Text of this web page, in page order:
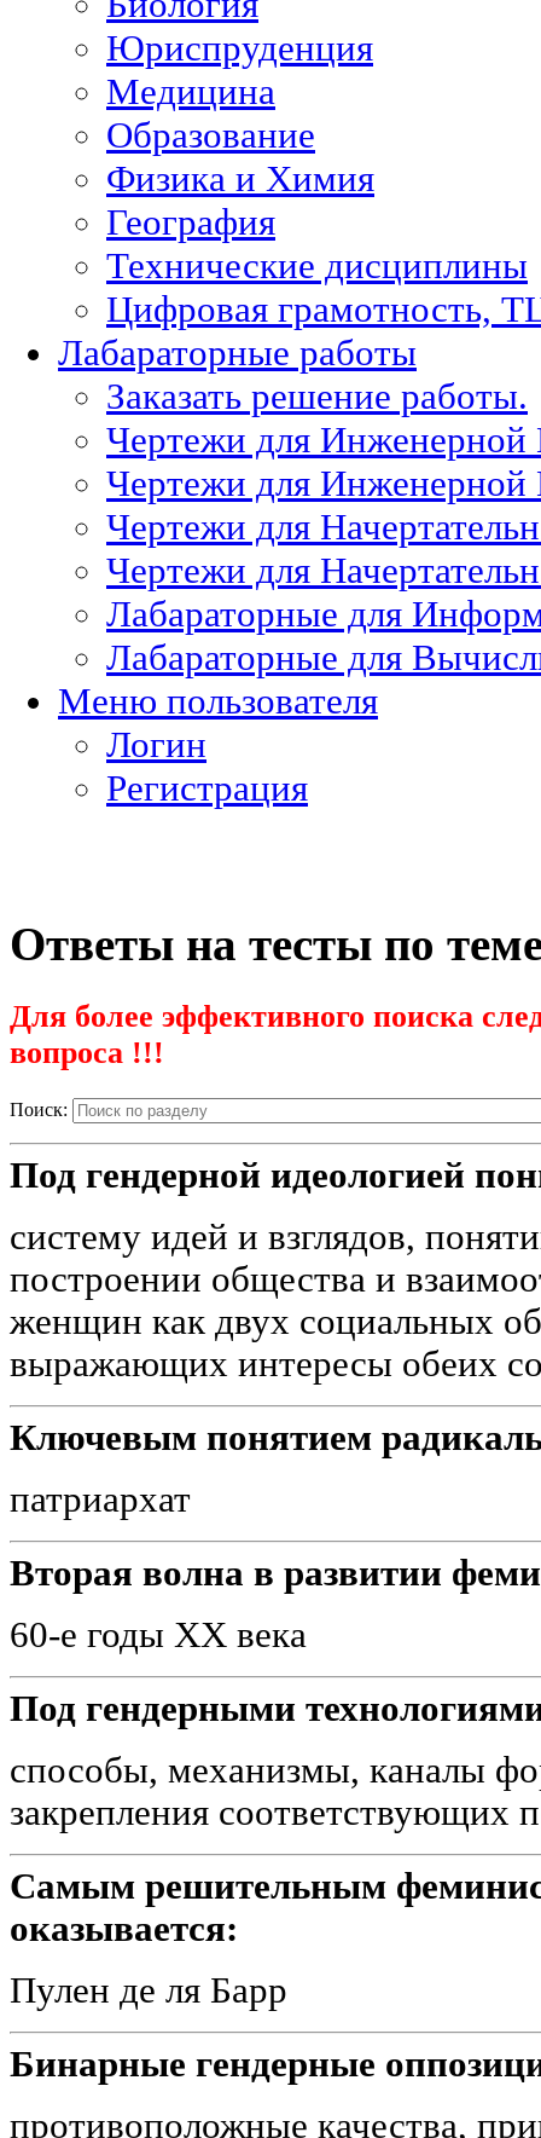
Юриспруденция
Медицина
Образование
Физика и Химия
География
Технические дисциплины
Цифровая грамотность,
Лабараторные работы
Заказать решение работы.
Чертежи для
Чертежи для
Чертежи для
Чертежи для
Лабараторные для
Лабараторные для
Меню пользователя
Логин
Регистрация
Ответы на тесты по
Для более эффективного поиска
вопроса !!!
Поиск:
Под гендерной идеологией
систему идей и взглядов,
построении общества и
женщин как двух социальных
выражающих интересы обеих
Ключевым понятием
патриархат
Вторая волна в развитии
60-е годы XX века
Под гендерными
способы, механизмы, каналы
закрепления соответствующих
Самым решительным
оказывается:
Пулен де ля Барр
Бинарные гендерные
противоположные качества,